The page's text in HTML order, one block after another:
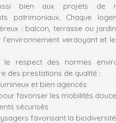
bien aux projets de
patrimoniaux. Chaque
: balcon, terrasse ou
l’environnement verdoyant et
le respect des normes
des prestations de qualité :
et bien agencés
favoriser les mobilités
sécurisés
favorisant la biodiversité